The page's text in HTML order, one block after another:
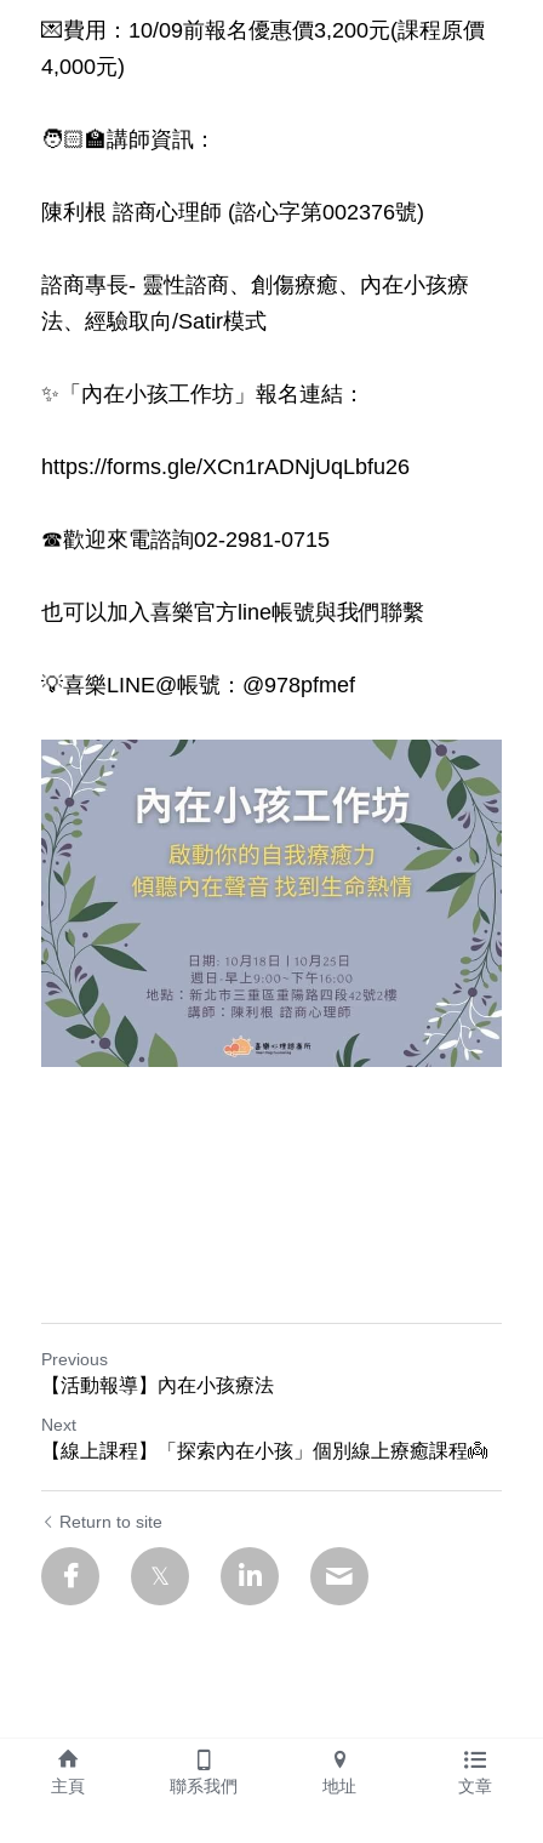
💌費用：10/09前報名優惠價3,200元(課程原價
4,000元)
🧑🏻‍🏫講師資訊：
陳利根 諮商心理師 (諮心字第002376號)
諮商專長- 靈性諮商、創傷療癒、內在小孩療
法、經驗取向/Satir模式
✨「內在小孩工作坊」報名連結：
https://forms.gle/XCn1rADNjUqLbfu26
☎歡迎來電諮詢02-2981-0715
也可以加入喜樂官方line帳號與我們聯繫
💡喜樂LINE@帳號：@978pfmef
Previous
【活動報導】內在小孩療法
Next
【線上課程】「探索內在小孩」個別線上療癒課程👼
Return to site
主頁 聯系我們 地址 文章